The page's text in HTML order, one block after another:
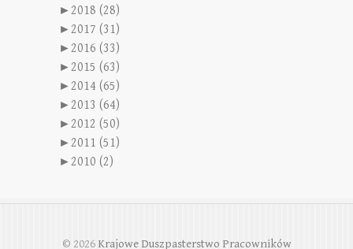
►2018 (28)
►2017 (31)
►2016 (33)
►2015 (63)
►2014 (65)
►2013 (64)
►2012 (50)
►2011 (51)
►2010 (2)
© 2026 Krajowe Duszpasterstwo Pracowników